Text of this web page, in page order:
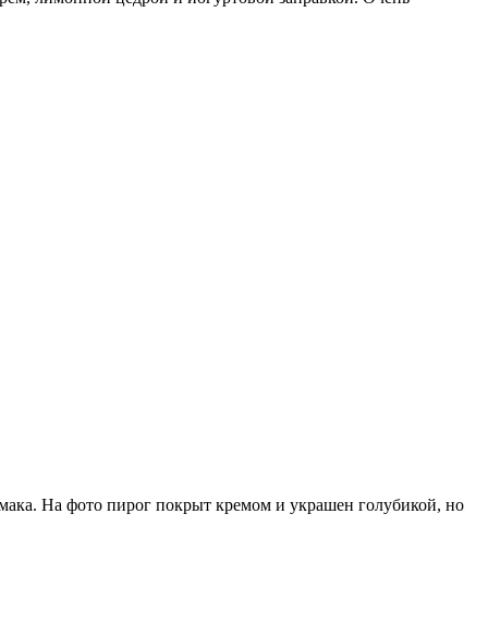
На фото пирог покрыт кремом и украшен голубикой, но